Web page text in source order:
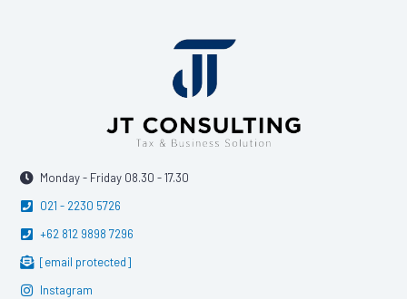
Monday - Friday 08.30 - 17.30
021 - 2230 5726
+62 812 9898 7296
[email protected]
Instagram